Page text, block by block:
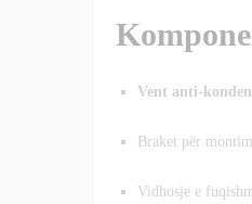
Vent anti-
Braket për montim
Vidhosje e